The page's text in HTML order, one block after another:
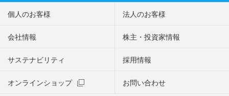
個人のお客様 法人のお客様
会社情報 株主・投資家情報
サステナビリティ
オンラインショップ お問い合わせ
採用情報